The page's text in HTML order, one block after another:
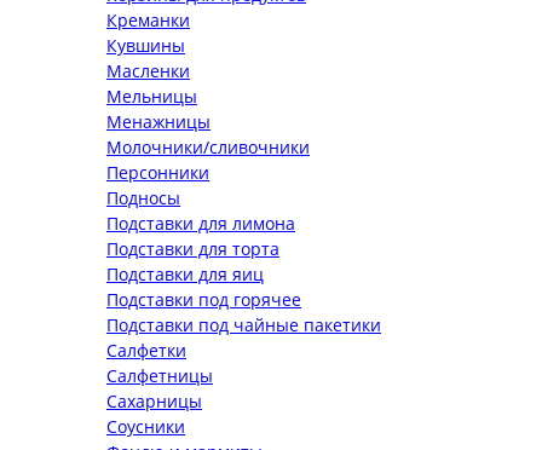
Креманки
Кувшины
Масленки
Мельницы
Менажницы
Молочники/сливочники
Персонники
Подносы
Подставки для лимона
Подставки для торта
Подставки для яиц
Подставки под горячее
Подставки под чайные пакетики
Салфетки
Салфетницы
Сахарницы
Соусники